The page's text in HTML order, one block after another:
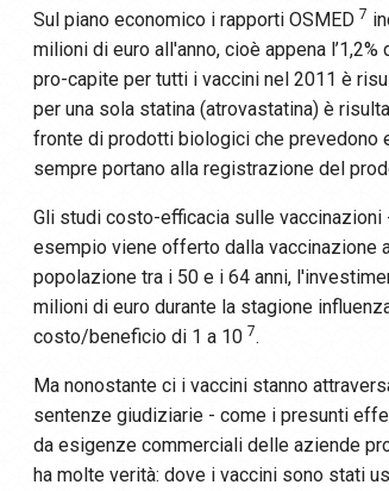
Sul piano economico i rapporti OSMED 7
milioni di euro all'anno, cioè appena
pro-capite per tutti i vaccini nel 2011 è
per una sola statina (atrovastatina) è
fronte di prodotti biologici che
sempre portano alla registrazione del
Gli studi costo-efficacia sulle
esempio viene offerto dalla vaccinazione
popolazione tra i 50 e i 64 anni,
milioni di euro durante la stagione
costo/beneficio di 1 a 10 7.
Ma nonostante ci i vaccini stanno
sentenze giudiziarie - come i presunti
da esigenze commerciali delle aziende
ha molte verità: dove i vaccini sono stati